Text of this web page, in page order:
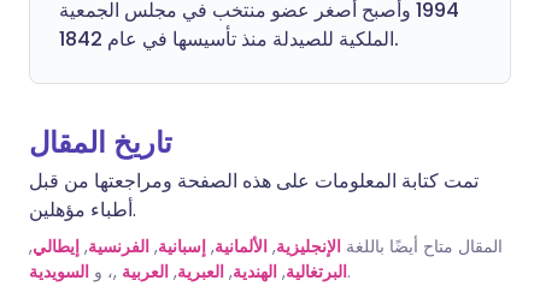
1994 وأصبح أصغر عضو منتخب في مجلس الجمعية
الملكية للصيدلة منذ تأسيسها في عام 1842.
تاريخ المقال
تمت كتابة المعلومات على هذه الصفحة ومراجعتها من قبل
أطباء مؤهلين.
المقال متاح أيضًا باللغة الإنجليزية, الألمانية, إسبانية, الفرنسية, إيطالي,
البرتغالية, الهندية, العبرية, العربية ,، و السويدية .